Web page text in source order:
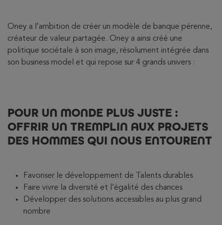
Oney a l’ambition de créer un modèle de banque pérenne,
créateur de valeur partagée. Oney a ainsi créé une
politique sociétale à son image, résolument intégrée dans
son business model et qui repose sur 4 grands univers :
POUR UN MONDE PLUS JUSTE :
OFFRIR UN TREMPLIN AUX PROJETS
DES HOMMES QUI NOUS ENTOURENT
Favoriser le développement de Talents durables
Faire vivre la diversité et l’égalité des chances
Développer des solutions accessibles au plus grand
nombre